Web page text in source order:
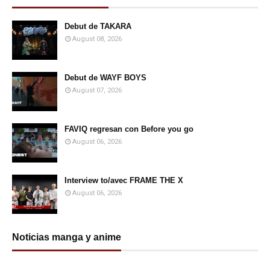
Debut de TAKARA
August 08, 2026
Debut de WAYF BOYS
August 07, 2026
FAVIQ regresan con Before you go
August 06, 2026
Interview to/avec FRAME THE X
August 06, 2026
Noticias manga y anime